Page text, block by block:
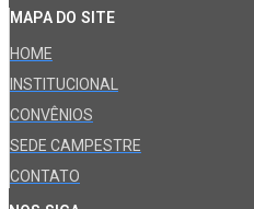
MAPA DO SITE
HOME
INSTITUCIONAL
CONVÊNIOS
SEDE CAMPESTRE
CONTATO